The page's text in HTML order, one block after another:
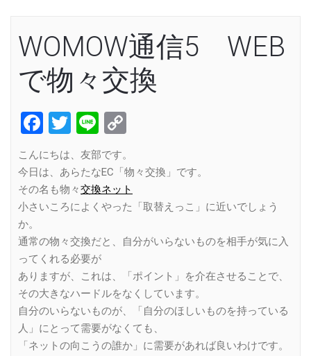
WOMOW通信5 WEB
で物々交換
Facebook
Twitter
Line
こんにちは、友部です。
今日は、あらたなEC「物々交換」です。
その名も物々交換ネット
小さいころによくやった「取替えっこ」に近いでしょう
か。
通常の物々交換だと、自分がいらないものを相手が気に入
ってくれる必要が
ありますが、これは、「ポイント」を介在させることで、
その大きなハードルをなくしています。
自分のいらないものが、「自分のほしいものを持っている
人」にとって需要がなくても、
「ネットの向こうの誰か」に需要があれば良いわけです。